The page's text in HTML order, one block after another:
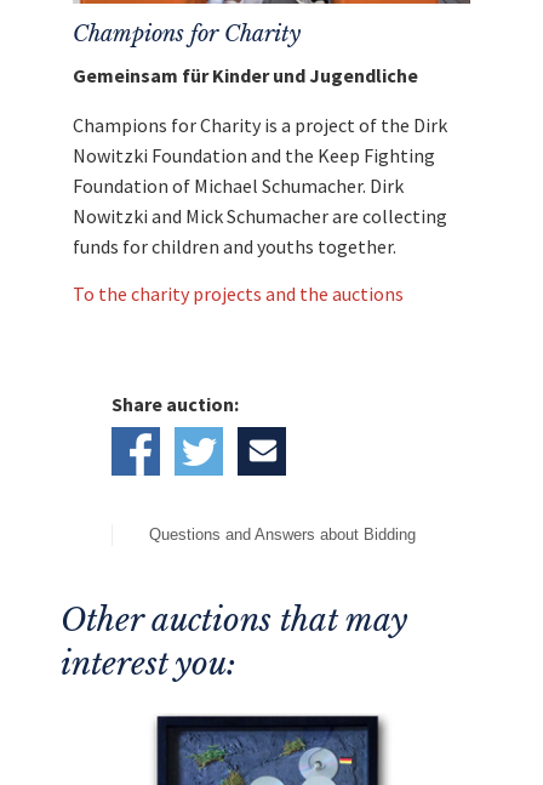
Champions for Charity
Gemeinsam für Kinder und Jugendliche
Champions for Charity is a project of the Dirk
Nowitzki Foundation and the Keep Fighting
Foundation of Michael Schumacher. Dirk
Nowitzki and Mick Schumacher are collecting
funds for children and youths together.
To the charity projects and the auctions
Share auction:
Questions and Answers about Bidding
Other auctions that may
interest you: